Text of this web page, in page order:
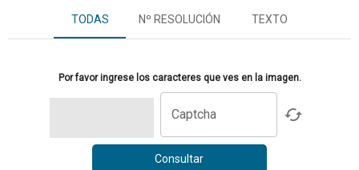
TODAS Nº RESOLUCIÓN TEXTO
Por favor ingrese los caracteres que ves en la imagen.
Captcha
Consultar